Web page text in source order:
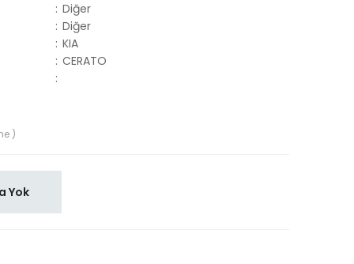
: Diğer
: Diğer
: KIA
: CERATO
:
)
Yok